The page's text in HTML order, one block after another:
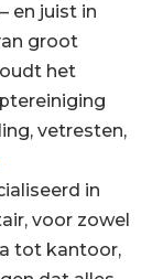
en juist in
groot
het
vetresten,
in
voor zowel
tot kantoor,